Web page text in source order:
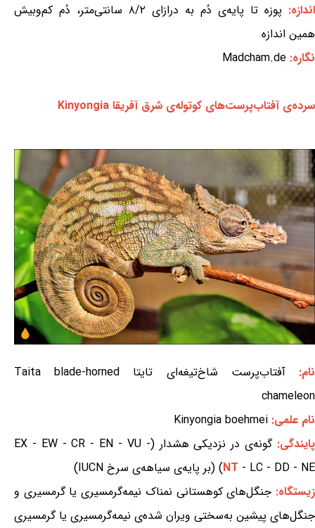
اندازه:
پوزه تا پایه‌ی دُم به درازای ۸/۲ سانتی‌متر، دُم کم‌وبیش
همین اندازه
نگاره: Madcham.de
سرده‌ی آفتاب‌پرست‌های کوتوله‌ی شرق آفریقا Kinyongia
نام:
آفتاب‌پرست شاخ‌تیغه‌ای تایتا Taita blade-horned
chameleon
نام علمی: Kinyongia boehmei
پایندگی:گونه‌ی در نزدیکی هشدار (EX - EW - CR - EN - VU -
NT - LC - DD - NE) (بر پایه‌ی سیاهه‌ی سرخ IUCN)
زیستگاه: جنگل‌های کوهستانی نمناک نیمه‌گرمسیری یا گرمسیری و
جنگل‌های پیشین به‌سختی ویران شده‌ی نیمه‌گرمسیری یا گرمسیری